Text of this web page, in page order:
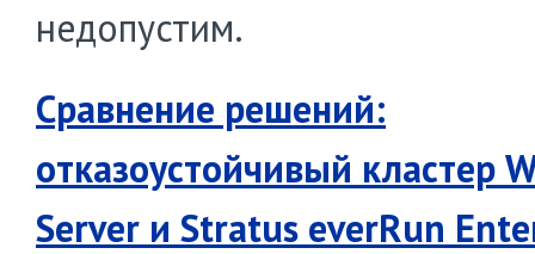
недопустим.
Сравнение решений:
отказоустойчивый кластер
Server и Stratus everRun